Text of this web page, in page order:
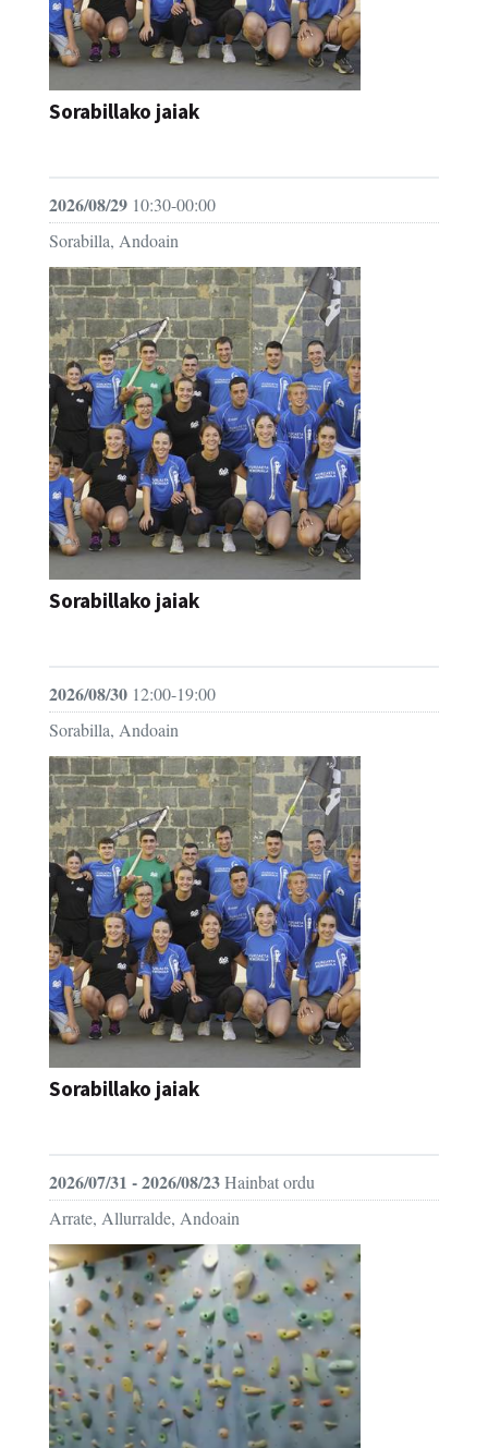
Sorabillako jaiak
2026/08/29 10:30-00:00
Sorabilla, Andoain
Sorabillako jaiak
2026/08/30 12:00-19:00
Sorabilla, Andoain
Sorabillako jaiak
2026/07/31 - 2026/08/23Hainbat ordu
Arrate, Allurralde, Andoain